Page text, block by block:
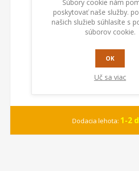
PRIDAŤ DO
Dodacia lehota: 1-2
Súbory cookie nám
poskytovať naše služby.
našich služieb súhlasíte s
súborov cookie.
OK
Uč sa viac